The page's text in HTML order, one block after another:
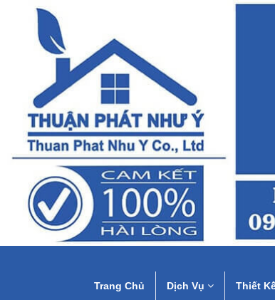
Trang Chủ Dịch Vụ Thiết